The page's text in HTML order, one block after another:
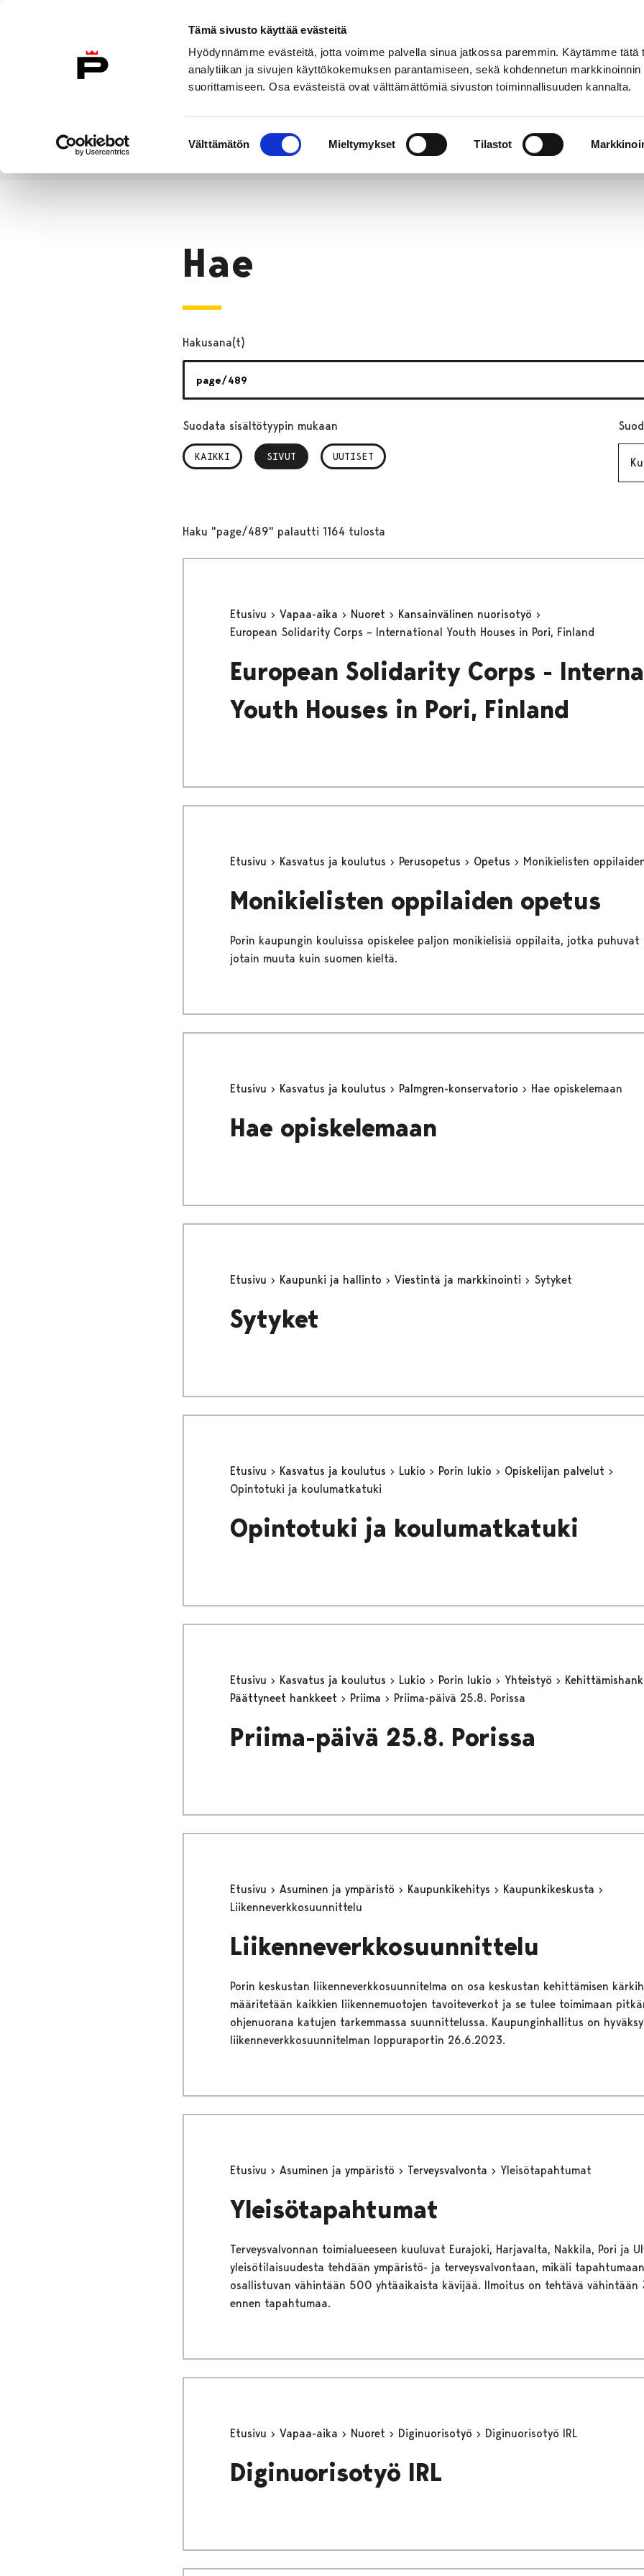
Tämä sivusto käyttää evästeitä
Hyödynnämme evästeitä, jotta voimme palvella sinua jatkossa paremmin. Käytämme tätä
analytiikan ja sivujen käyttökokemuksen parantamiseen, sekä kohdennetun markkinoinnin
suorittamiseen. Osa evästeistä ovat välttämättömiä sivuston toiminnallisuuden kannalta.
valinta
Välttämätön Mieltymykset Tilastot
Etusivulle
Etusivu
Hae
Hakusana(t)
Suodata sisältötyypin mukaan
KAIKKI SIVUT
, VALITTU UUTISET
Haku "page/489" palautti 1164 tulosta
Etusivu Vapaa-aika Nuoret
Kansainvälinen nuorisotyö
European Solidarity Corps – International Youth Houses in Pori, Finland
European Solidarity Corps -
Youth Houses in Pori, Finland
Etusivu Kasvatus ja koulutus Perusopetus Opetus Monikielisten
Monikielisten oppilaiden opetus
Porin kaupungin kouluissa opiskelee paljon monikielisiä oppilaita, jotka puhuvat
jotain muuta kuin suomen kieltä.
Etusivu Kasvatus ja koulutus Palmgren-konservatorio Hae opiskelemaan
Hae opiskelemaan
Etusivu Kaupunki ja hallinto Viestintä ja markkinointi Sytyket
Sytyket
Etusivu Kasvatus ja koulutus Lukio Porin lukio
Opiskelijan palvelut
Opintotuki ja koulumatkatuki
Opintotuki ja koulumatkatuki
Etusivu Kasvatus ja koulutus Lukio Porin lukio Yhteistyö
Päättyneet hankkeet
Priima Priima-päivä 25.8. Porissa
Priima-päivä 25.8. Porissa
Etusivu Asuminen ja ympäristö Kaupunkikehitys
Kaupunkikeskusta
Liikenneverkkosuunnittelu
Liikenneverkkosuunnittelu
Porin keskustan liikenneverkkosuunnitelma on osa keskustan kehittämisen
määritetään kaikkien liikennemuotojen tavoiteverkot ja se tulee toimimaan
ohjenuorana katujen tarkemmassa suunnittelussa. Kaupunginhallitus on
liikenneverkkosuunnitelman loppuraportin 26.6.2023.
Etusivu Asuminen ja ympäristö Terveysvalvonta Yleisötapahtumat
Yleisötapahtumat
Terveysvalvonnan toimialueeseen kuuluvat Eurajoki, Harjavalta, Nakkila, Pori ja
yleisötilaisuudesta tehdään ympäristö- ja terveysvalvontaan, mikäli
osallistuvan vähintään 500 yhtäaikaista kävijää. Ilmoitus on tehtävä
ennen tapahtumaa.
Etusivu Vapaa-aika Nuoret Diginuorisotyö Diginuorisotyö IRL
Diginuorisotyö IRL